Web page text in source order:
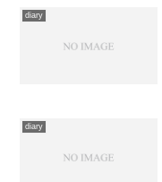
diary
diary